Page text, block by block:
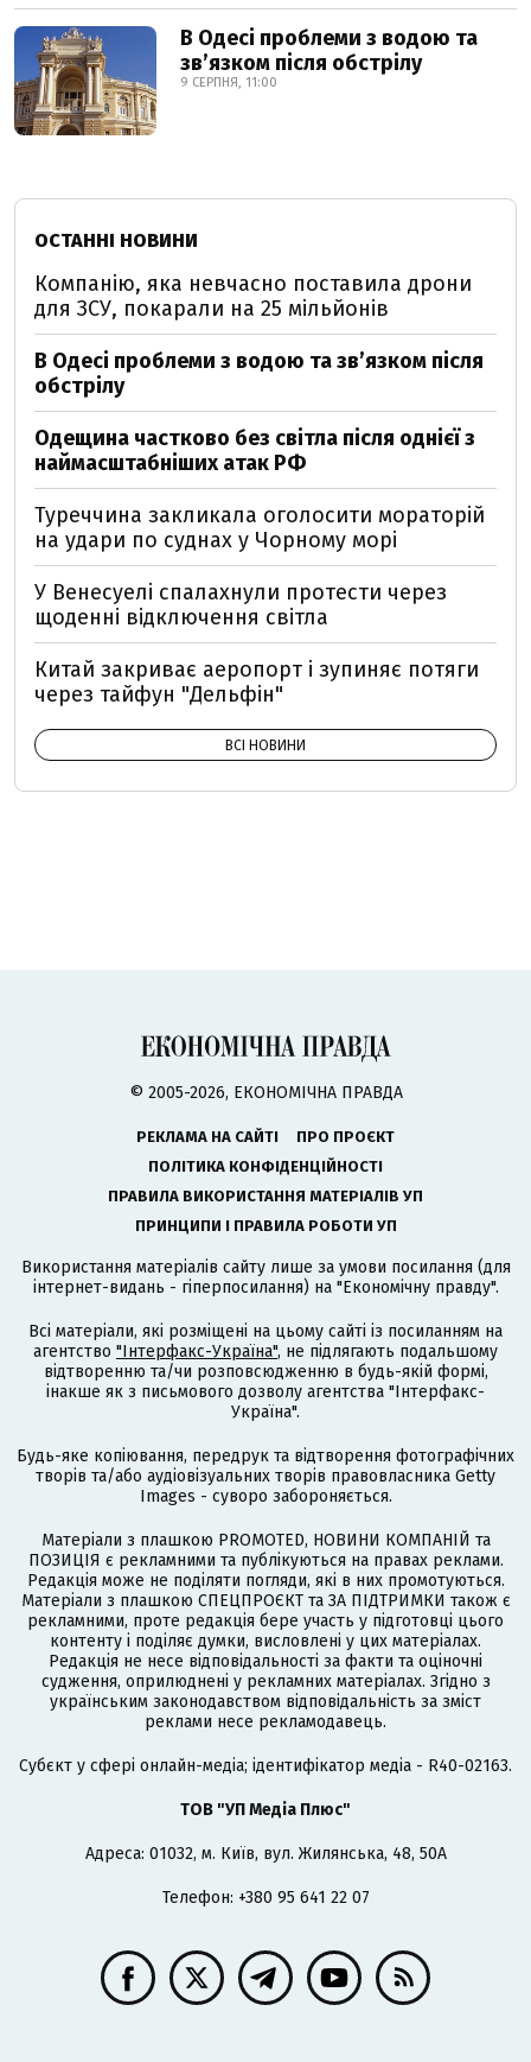
В Одесі проблеми з водою та
звʼязком після обстрілу
9 СЕРПНЯ, 11:00
ОСТАННІ НОВИНИ
Компанію, яка невчасно поставила дрони
для ЗСУ, покарали на 25 мільйонів
В Одесі проблеми з водою та звʼязком після
обстрілу
Одещина частково без світла після однієї з
наймасштабніших атак РФ
Туреччина закликала оголосити мораторій
на удари по суднах у Чорному морі
У Венесуелі спалахнули протести через
щоденні відключення світла
Китай закриває аеропорт і зупиняє потяги
через тайфун "Дельфін"
ВСІ НОВИНИ
© 2005-2026, ЕКОНОМІЧНА ПРАВДА
РЕКЛАМА НА САЙТІ
ПРО ПРОЄКТ
ПОЛІТИКА КОНФІДЕНЦІЙНОСТІ
ПРАВИЛА ВИКОРИСТАННЯ МАТЕРІАЛІВ УП
ПРИНЦИПИ І ПРАВИЛА РОБОТИ УП
Використання матеріалів сайту лише за умови посилання (для
інтернет-видань - гіперпосилання) на "Економічну правду".
Всі матеріали, які розміщені на цьому сайті із посиланням на
агентство "Інтерфакс-Україна", не підлягають подальшому
відтворенню та/чи розповсюдженню в будь-якій формі,
інакше як з письмового дозволу агентства "Інтерфакс-
Україна".
Будь-яке копіювання, передрук та відтворення фотографічних
творів та/або аудіовізуальних творів правовласника Getty
Images - суворо забороняється.
Матеріали з плашкою PROMOTED, НОВИНИ КОМПАНІЙ та
ПОЗИЦІЯ є рекламними та публікуються на правах реклами.
Редакція може не поділяти погляди, які в них промотуються.
Матеріали з плашкою СПЕЦПРОЄКТ та ЗА ПІДТРИМКИ також є
рекламними, проте редакція бере участь у підготовці цього
контенту і поділяє думки, висловлені у цих матеріалах.
Редакція не несе відповідальності за факти та оціночні
судження, оприлюднені у рекламних матеріалах. Згідно з
українським законодавством відповідальність за зміст
реклами несе рекламодавець.
Cубєкт у сфері онлайн-медіа; ідентифікатор медіа - R40-02163.
ТОВ "УП Медіа Плюс"
Адреса: 01032, м. Київ, вул. Жилянська, 48, 50А
Телефон: +380 95 641 22 07